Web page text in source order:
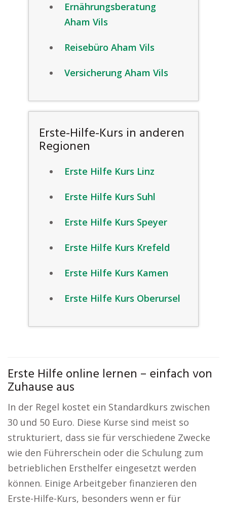
Ernährungsberatung
Aham Vils
Reisebüro Aham Vils
Versicherung Aham Vils
Erste-Hilfe-Kurs in anderen
Regionen
Erste Hilfe Kurs Linz
Erste Hilfe Kurs Suhl
Erste Hilfe Kurs Speyer
Erste Hilfe Kurs Krefeld
Erste Hilfe Kurs Kamen
Erste Hilfe Kurs Oberursel
Erste Hilfe online lernen – einfach von
Zuhause aus
In der Regel kostet ein Standardkurs zwischen
30 und 50 Euro. Diese Kurse sind meist so
strukturiert, dass sie für verschiedene Zwecke
wie den Führerschein oder die Schulung zum
betrieblichen Ersthelfer eingesetzt werden
können. Einige Arbeitgeber finanzieren den
Erste-Hilfe-Kurs, besonders wenn er für